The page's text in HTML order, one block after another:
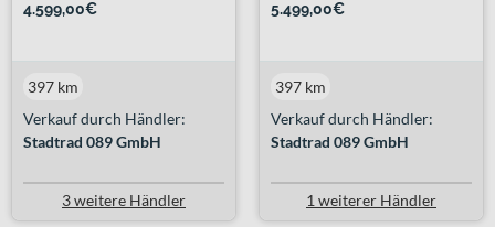
4.599,00€
Verkauf durch Händler:
Stadtrad 089 GmbH
397 km
3 weitere Händler
5.499,00€
Verkauf durch Händler:
Stadtrad 089 GmbH
397 km
1 weiterer Händler